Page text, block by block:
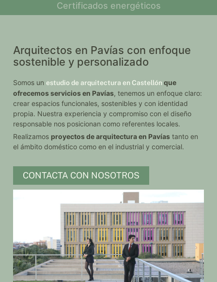
Certificados energéticos
Arquitectos en Pavías con enfoque
sostenible y personalizado
Somos unestudio de arquitectura en Castellónque
ofrecemos servicios en Pavías, tenemos un enfoque claro:
crear espacios funcionales, sostenibles y con identidad
propia. Nuestra experiencia y compromiso con el diseño
responsable nos posicionan como referentes locales.
Realizamos proyectos de arquitectura en Pavías tanto en
el ámbito doméstico como en el industrial y comercial.
CONTACTA CON NOSOTROS